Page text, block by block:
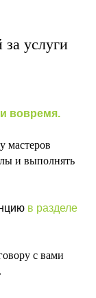
услуги
вовремя.
мастеров
и выполнять
в разделе
с вами